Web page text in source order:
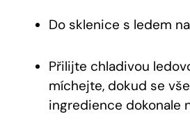
Do sklenice s ledem
Přilijte chladivou
míchejte, dokud se
ingredience dokonale